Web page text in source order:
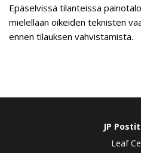
Epäselvissä tilanteissa
mielellään oikeiden teknisten
ennen tilauksen vahvistamista.
JP
Leaf